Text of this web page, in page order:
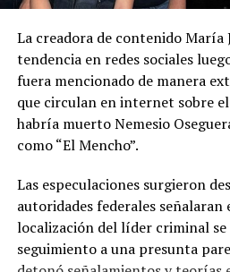
Horarios para la
Chihuahua
2:44 a.m.Inicio de la fase
3:50 a.m.Inicio del
6:02 a.m.Fin de la
6:54 a.m. Puesta de la
La creadora de contenido María
tendencia en redes sociales
fuera mencionado de manera
que circulan en internet sobre
habría muerto Nemesio
como “El Mencho”.
Las especulaciones surgieron
autoridades federales
localización del líder criminal
seguimiento a una presunta